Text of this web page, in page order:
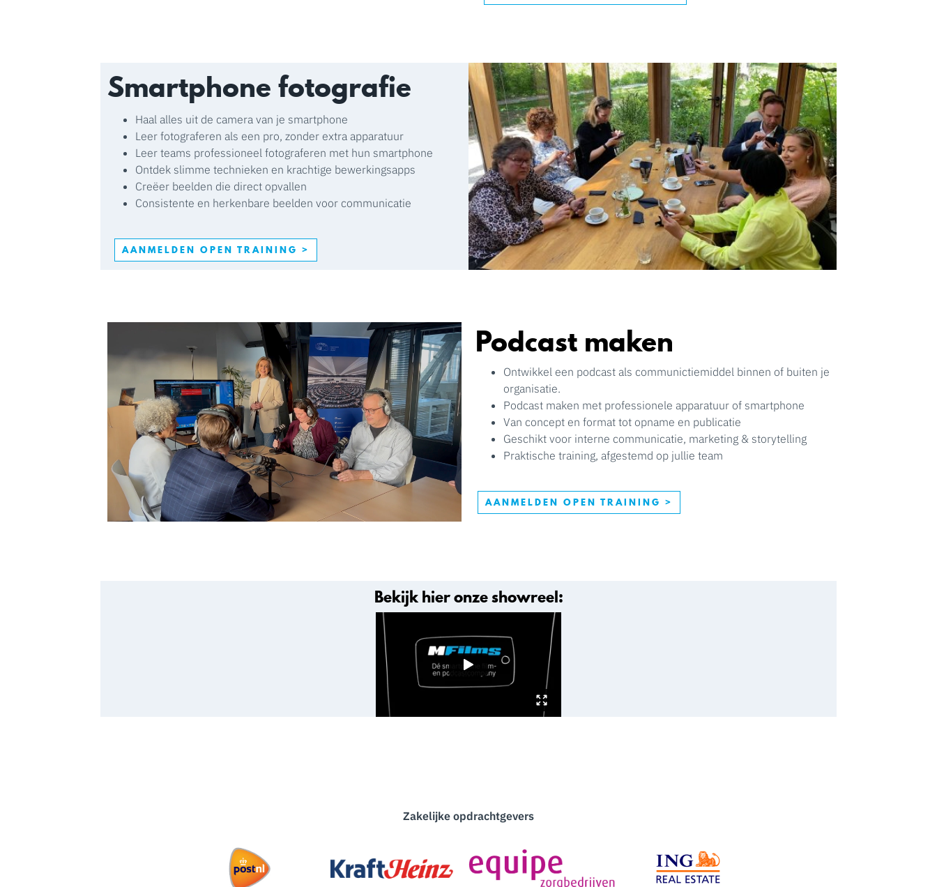
Smartphone fotografie
Haal alles uit de camera van je smartphone
Leer fotograferen als een pro, zonder extra apparatuur
Leer teams professioneel fotograferen met hun smartphone
Ontdek slimme technieken en krachtige bewerkingsapps
Creëer beelden die direct opvallen
Consistente en herkenbare beelden voor communicatie
AANMELDEN OPEN TRAINING >
Podcast maken
Ontwikkel een podcast als communictiemiddel binnen of buiten je
organisatie.
Podcast maken met professionele apparatuur of smartphone
Van concept en format tot opname en publicatie
Geschikt voor interne communicatie, marketing & storytelling
Praktische training, afgestemd op jullie team
AANMELDEN OPEN TRAINING >
Bekijk hier onze showreel:
Zakelijke opdrachtgevers